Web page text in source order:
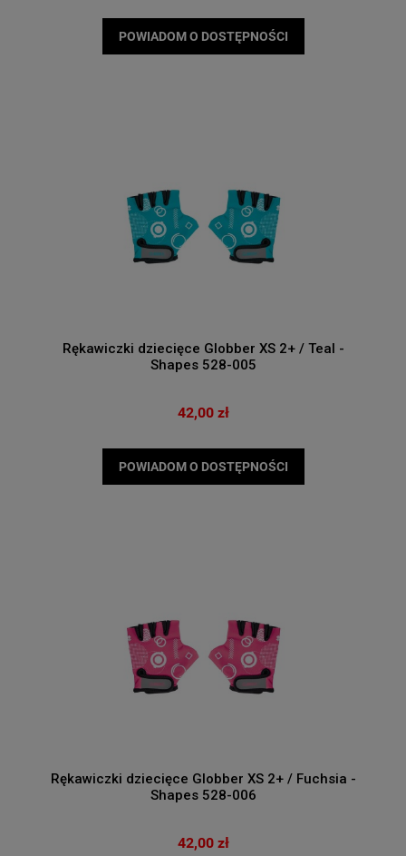
POWIADOM O DOSTĘPNOŚCI
Rękawiczki dziecięce Globber XS 2+ / Teal -
Shapes 528-005
42,00 zł
POWIADOM O DOSTĘPNOŚCI
Rękawiczki dziecięce Globber XS 2+ / Fuchsia -
Shapes 528-006
42,00 zł